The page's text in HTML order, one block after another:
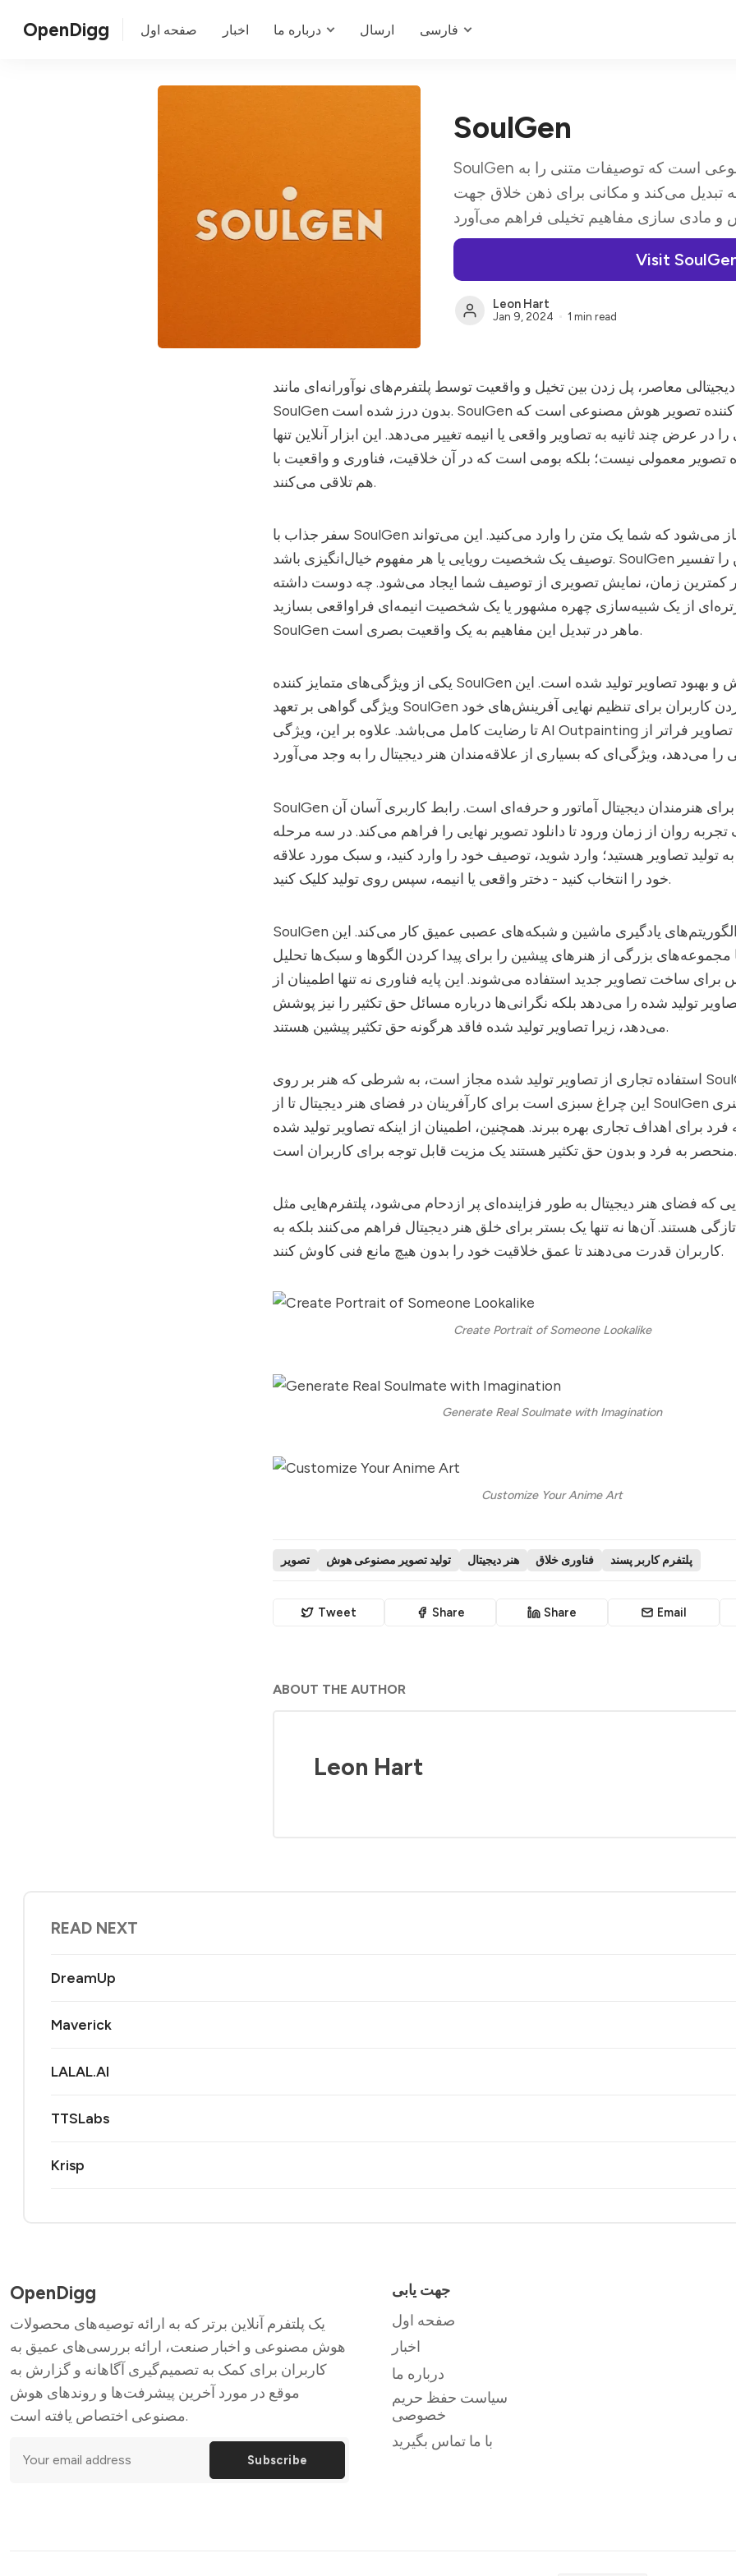
OpenDigg صفحه اول اخبار درباره ما ارسال فارسی
SoulGen
SoulGen یک پلتفرم مبتنی بر هوش مصنوعی است که توصیفات متنی را به
تبدیل می‌کند و مکانی برای ذهن خلاق جهت
Visit
Leon Hart
Jan 9, 2024 1 min read
معاصر، پل زدن بین تخیل و واقعیت توسط پلتفرم‌های نوآورانه‌ای مانند
SoulGen
بدون درز شده است. SoulGen
در عرض چند ثانیه به تصاویر واقعی یا انیمه تغییر می‌دهد. این ابزار آنلاین تنها
تصویر معمولی نیست؛ بلکه بومی است که در آن خلاقیت، فناوری و واقعیت با
هم تلاقی می‌کنند.
SoulGen
توصیف یک شخصیت رویایی یا هر مفهوم خیال‌انگیزی باشد. SoulGen
کمترین زمان، نمایش تصویری از توصیف شما ایجاد می‌شود. چه دوست داشته
SoulGen ماهر در تبدیل این مفاهیم به یک واقعیت بصری است.
SoulGen
SoulGen
تا رضایت کامل می‌باشد. علاوه بر این، ویژگی AI Outpainting اجازه گسترش تصاویر فراتر از
SoulGen
تجربه روان از زمان ورود تا دانلود تصویر نهایی را فراهم می‌کند. در سه مرحله
تولید تصاویر هستید؛ وارد شوید، توصیف خود را وارد کنید، و سبک مورد علاقه
خود را انتخاب کنید - دختر واقعی یا انیمه، سپس روی تولید کلیک کنید.
SoulGen
مجموعه‌های بزرگی از هنرهای پیشین را برای پیدا کردن الگوها و سبک‌ها تحلیل
ساخت تصاویر جدید استفاده می‌شوند. این پایه فناوری نه تنها اطمینان از
تولید شده را می‌دهد بلکه نگرانی‌ها درباره مسائل حق تكثیر را نیز پوشش
می‌دهد، زیرا تصاویر تولید شده فاقد هرگونه حق تكثیر پیشین هستند.
SoulGen
برای اهداف تجاری بهره ببرند. همچنین، اطمینان از اینکه تصاویر تولید شده
منحصر به فرد و بدون حق تکثیر هستند یک مزیت قابل توجه برای کاربران است.
تازگی هستند. آن‌ها نه تنها یک بستر برای خلق هنر دیجیتال فراهم می‌کنند بلکه به
کاربران قدرت می‌دهند تا عمق خلاقیت خود را بدون هیچ مانع فنی کاوش کنند.
Create Portrait of Someone Lookalike
Generate Real Soulmate with Imagination
Customize Your Anime Art
تصویر تولید تصویر مصنوعی هوش هنر دیجیتال فناوری خلاق پلتفرم کاربر پسند
Tweet Share Share Email
ABOUT THE AUTHOR
Leon Hart
READ NEXT
DreamUp
Maverick
LALAL.AI
TTSLabs
Krisp
OpenDigg
یک پلتفرم آنلاین برتر که به ارائه توصیه‌های محصولات
هوش مصنوعی و اخبار صنعت، ارائه بررسی‌های عمیق به
کاربران برای کمک به تصمیم‌گیری آگاهانه و گزارش به
موقع در مورد آخرین پیشرفت‌ها و روندهای هوش
مصنوعی اختصاص یافته است.
Subscribe
جهت یابی
صفحه اول
اخبار
درباره ما
سیاست حفظ حریم
خصوصی
با ما تماس بگیرید